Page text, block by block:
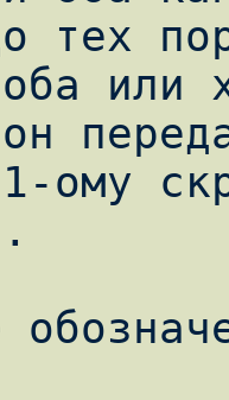
тех
оба или
1-ому